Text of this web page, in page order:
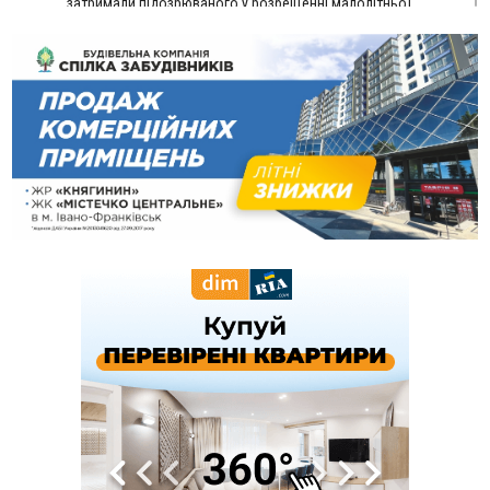
затримали підозрюваного у розбещенні малолітньої
АМКУ розпочав справу проти Гвіздецької селищної ради
через різні ставки земельного податку
08:54
Синоптики попереджають про значний дощ на Прикарпатті
до кінця п'ятниці
08:45
Нафтогазову площу на межі Прикарпаття та Львівщини
повторно виставили на аукціон за 830 млн
Вчора
18:46 ФОТО У Польщі невідомі скоїли наругу над могилою УПА
берегової охорони фсб у Керчі
Скарби Музею писанкового розпису побачать
далеко за межами Коломиї
Поблизу Франківська п'яний на Chevrolet втікав від поліції
На Прикарпатті триває декларування вогнепальної зброї:
уже зареєстровано 282 одиниці
Понад 9 тис. прикарпатських вступників отримали
рекомендації до зарахування на бакалаврат у ВНЗ
Кілька вулиць у Долині тимчасово залишаться без газу